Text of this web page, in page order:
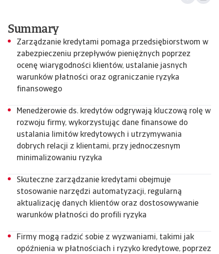
Summary
Zarządzanie kredytami pomaga przedsiębiorstwom w
zabezpieczeniu przepływów pieniężnych poprzez
ocenę wiarygodności klientów, ustalanie jasnych
warunków płatności oraz ograniczanie ryzyka
finansowego
Menedżerowie ds. kredytów odgrywają kluczową rolę w
rozwoju firmy, wykorzystując dane finansowe do
ustalania limitów kredytowych i utrzymywania
dobrych relacji z klientami, przy jednoczesnym
minimalizowaniu ryzyka
Skuteczne zarządzanie kredytami obejmuje
stosowanie narzędzi automatyzacji, regularną
aktualizację danych klientów oraz dostosowywanie
warunków płatności do profili ryzyka
Firmy mogą radzić sobie z wyzwaniami, takimi jak
opóźnienia w płatnościach i ryzyko kredytowe, poprzez